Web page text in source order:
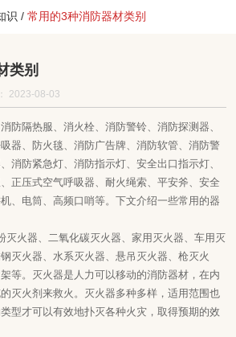
识 / 常用的3种消防器材类别
类别
2023-08-03
防隔热服、消火栓、消防警铃、消防探测器、
器、防火毯、消防广告牌、消防软管、消防警
消防紧急灯、消防指示灯、安全出口指示灯、
正压式空气呼吸器、耐火绳索、平安斧、安全
、电筒、高频口哨等。下文介绍一些常用的器
灭火器、二氧化碳灭火器、家用灭火器、车用灭
灭火器、水系灭火器、悬吊灭火器、枪灭火
等。灭火器是人力可以移动的消防器材，在内
灭火剂来救火。灭火器多种多样，适用范围也
型才可以有效地扑灭各种火灾，取得预期的效